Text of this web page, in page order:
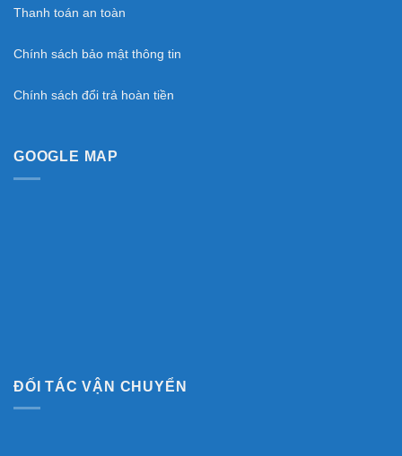
Thanh toán an toàn
Chính sách bảo mật thông tin
Chính sách đổi trả hoàn tiền
GOOGLE MAP
ĐỐI TÁC VẬN CHUYỂN